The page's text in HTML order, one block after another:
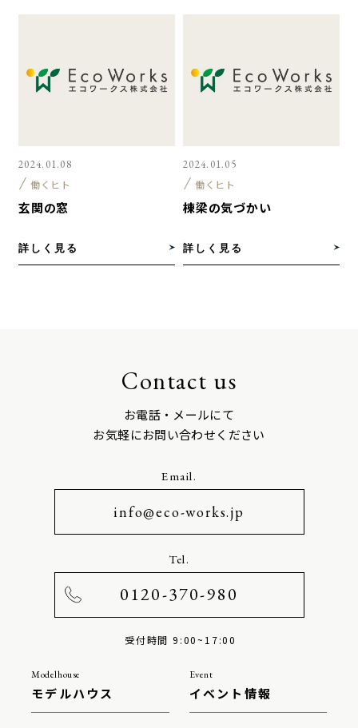
2024.01.08
働くヒト
玄関の窓
詳しく見る
2024.01.05
働くヒト
棟梁の気づかい
詳しく見る
Contact us
お電話・メールにて
お気軽にお問い合わせください
Email.
info@eco-works.jp
Tel.
0120-370-980
受付時間 9:00~17:00
Modelhouse
モデルハウス
Event
イベント情報